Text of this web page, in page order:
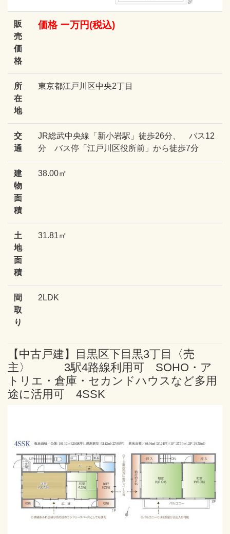
販
売
価
格
価格 ー万円(税込)
所
在
地
東京都江戸川区中央2丁目
交
通
JR総武中央線「新小岩駅」徒歩26分、 バス12
分 バス停「江戸川区役所前」から徒歩7分
建
物
面
積
38.00㎡
土
地
面
積
31.81㎡
間
取
り
2LDK
【中古戸建】目黒区下目黒3丁目〈売
主〉 3駅4路線利用可 SOHO・ア
トリエ・倉庫・セカンドハウスなど多用
途に活用可 4SSK